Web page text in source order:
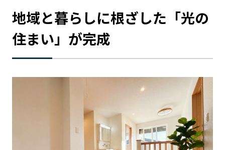
地域と暮らしに根ざした「光の
住まい」が完成